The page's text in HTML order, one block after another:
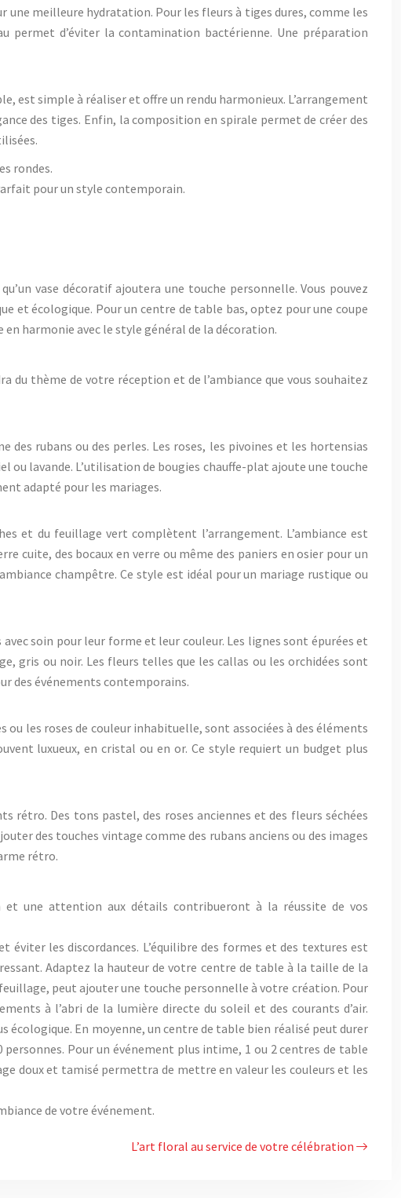
une meilleure hydratation. Pour les fleurs à tiges dures, comme les
permet d’éviter la contamination bactérienne. Une préparation
est simple à réaliser et offre un rendu harmonieux. L’arrangement
des tiges. Enfin, la composition en spirale permet de créer des
rondes.
pour un style contemporain.
vase décoratif ajoutera une touche personnelle. Vous pouvez
et écologique. Pour un centre de table bas, optez pour une coupe
harmonie avec le style général de la décoration.
du thème de votre réception et de l’ambiance que vous souhaitez
rubans ou des perles. Les roses, les pivoines et les hortensias
ou lavande. L’utilisation de bougies chauffe-plat ajoute une touche
adapté pour les mariages.
et du feuillage vert complètent l’arrangement. L’ambiance est
cuite, des bocaux en verre ou même des paniers en osier pour un
champêtre. Ce style est idéal pour un mariage rustique ou
soin pour leur forme et leur couleur. Les lignes sont épurées et
gris ou noir. Les fleurs telles que les callas ou les orchidées sont
des événements contemporains.
les roses de couleur inhabituelle, sont associées à des éléments
luxueux, en cristal ou en or. Ce style requiert un budget plus
rétro. Des tons pastel, des roses anciennes et des fleurs séchées
des touches vintage comme des rubans anciens ou des images
rétro.
et une attention aux détails contribueront à la réussite de vos
les discordances. L’équilibre des formes et des textures est
Adaptez la hauteur de votre centre de table à la taille de la
peut ajouter une touche personnelle à votre création. Pour
à l’abri de la lumière directe du soleil et des courants d’air.
En moyenne, un centre de table bien réalisé peut durer
Pour un événement plus intime, 1 ou 2 centres de table
doux et tamisé permettra de mettre en valeur les couleurs et les
de votre événement.
L’art floral au service de votre célébration